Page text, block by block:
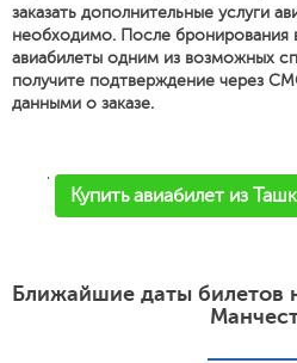
заказать дополнительные услуги
необходимо. После бронирования
авиабилеты одним из возможных
получите подтверждение через
данными о заказе.
'
Купить авиабилет из
Ближайшие даты билетов